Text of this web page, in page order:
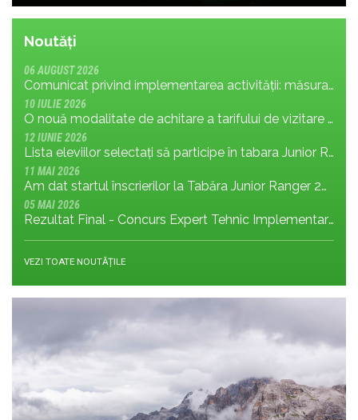
Noutăți
06 AUGUST 2026
Comunicat privind implementarea activității: măsura MR.8.1.4 din planul de management; cu privire la tronsonul de drum cuprins între Baraj Gura Apelor și Cabana Rotunda
10 IULIE 2026
O nouă modalitate de achitare a tarifului de vizitare în Parcul Național Retezat
12 IUNIE 2026
Lista eleviilor selectați să participe în tabara Junior Ranger 2026
11 MAI 2026
Am dat startul înscrierilor la Tabăra Junior Ranger 2026 – Oameni conectați prin natură – tineri și comunități pentru viitorul Parcului Național Retezat
05 MAI 2026
Rezultat Final - Concurs Expert Tehnic Implementare 3 05.05.2026
VEZI TOATE NOUTĂȚILE